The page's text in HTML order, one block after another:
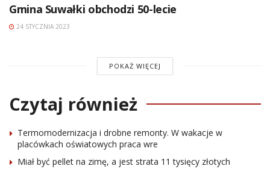
Gmina Suwałki obchodzi 50-lecie
24 STYCZNIA 2023
POKAŻ WIĘCEJ
Czytaj również
Termomodernizacja i drobne remonty. W wakacje w
placówkach oświatowych praca wre
Miał być pellet na zimę, a jest strata 11 tysięcy złotych